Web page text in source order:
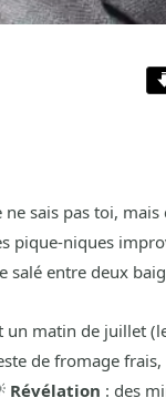
ne sais pas toi,
pique-niques
salé entre deux
un matin de juillet
de fromage
Révélation : des